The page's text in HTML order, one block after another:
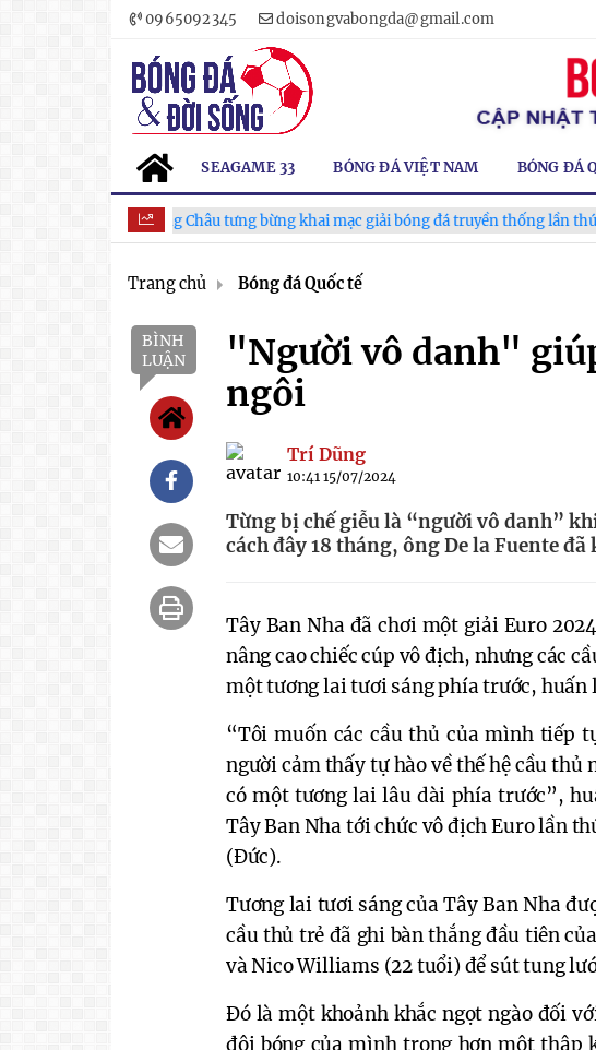
0965092345 doisongvabongda@gmail.com
SEAGAME 33 BÓNG ĐÁ VIỆT NAM BÓNG ĐÁ
Xã Hùng Châu tưng bừng khai mạc giải bóng đá truyền thống lần thứ VI
Trang chủ Bóng đá Quốc tế
BÌNH
LUẬN
"Người vô danh"
ngôi
Trí Dũng
10:41 15/07/2024
Từng bị chế giễu là “người vô danh”
cách đây 18 tháng, ông De la Fuente
Tây Ban Nha đã chơi một giải Euro
nâng cao chiếc cúp vô địch, nhưng các
một tương lai tươi sáng phía trước, huấn
“Tôi muốn các cầu thủ của mình tiếp
người cảm thấy tự hào về thế hệ cầu thủ
có một tương lai lâu dài phía trước”,
Tây Ban Nha tới chức vô địch Euro lần
(Đức).
Tương lai tươi sáng của Tây Ban Nha
cầu thủ trẻ đã ghi bàn thắng đầu tiên
và Nico Williams (22 tuổi) để sút tung
Đó là một khoảnh khắc ngọt ngào đối
đội bóng của mình trong hơn một thập